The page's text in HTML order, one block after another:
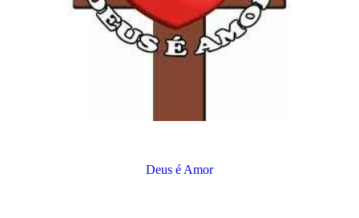
Deus é Amor